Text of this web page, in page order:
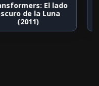
El lado
de la Luna
(2011)